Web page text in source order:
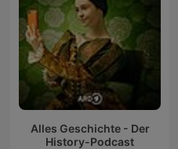
Alles Geschichte - Der
History-Podcast